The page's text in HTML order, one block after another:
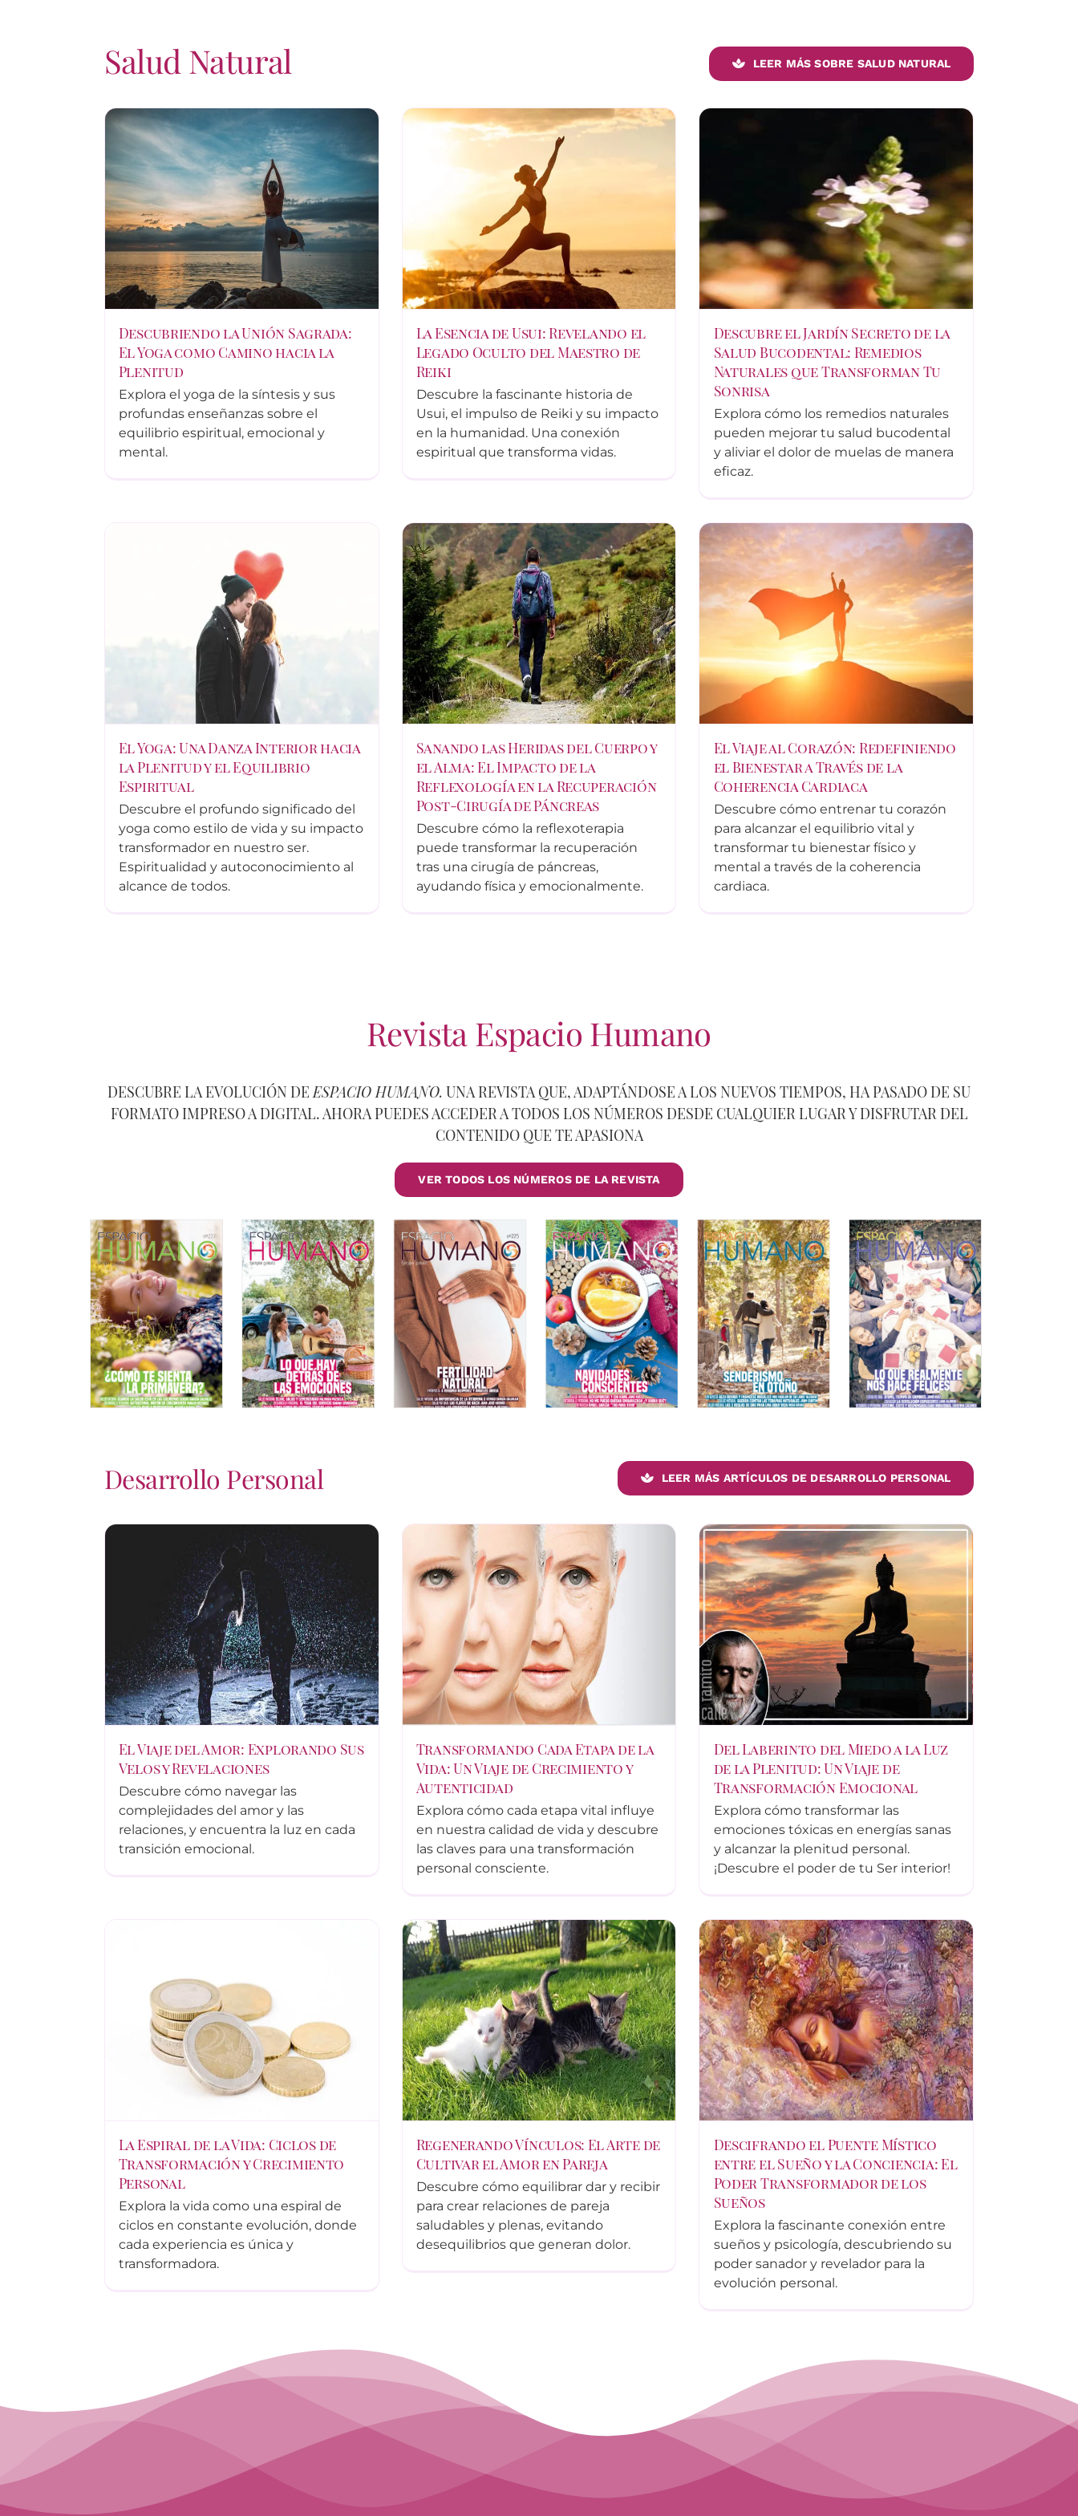
Salud Natural LEER MÁS SOBRE SALUD NATURAL
Descubriendo la Unión Sagrada:
El Yoga como Camino hacia la
Plenitud
Explora el yoga de la síntesis y sus
profundas enseñanzas sobre el
equilibrio espiritual, emocional y
mental.
La Esencia de Usui: Revelando el
Legado Oculto del Maestro de
Reiki
Descubre la fascinante historia de
Usui, el impulso de Reiki y su impacto
en la humanidad. Una conexión
espiritual que transforma vidas.
Descubre el Jardín Secreto de la
Salud Bucodental: Remedios
Naturales que Transforman Tu
Sonrisa
Explora cómo los remedios naturales
pueden mejorar tu salud bucodental
y aliviar el dolor de muelas de manera
eficaz.
El Yoga: Una Danza Interior hacia
la Plenitud y el Equilibrio
Espiritual
Descubre el profundo significado del
yoga como estilo de vida y su impacto
transformador en nuestro ser.
Espiritualidad y autoconocimiento al
alcance de todos.
Sanando las Heridas del Cuerpo y
el Alma: El Impacto de la
Reflexología en la Recuperación
Post-Cirugía de Páncreas
Descubre cómo la reflexoterapia
puede transformar la recuperación
tras una cirugía de páncreas,
ayudando física y emocionalmente.
El Viaje al Corazón: Redefiniendo
el Bienestar a Través de la
Coherencia Cardiaca
Descubre cómo entrenar tu corazón
para alcanzar el equilibrio vital y
transformar tu bienestar físico y
mental a través de la coherencia
cardiaca.
Revista Espacio Humano
DESCUBRE LA EVOLUCIÓN DEESPACIO HUMANO. UNA REVISTA QUE, ADAPTÁNDOSE A LOS NUEVOS TIEMPOS, HA PASADO DE SU
FORMATO IMPRESO A DIGITAL. AHORA PUEDES ACCEDER A TODOS LOS NÚMEROS DESDE CUALQUIER LUGAR Y DISFRUTAR DEL
CONTENIDO QUE TE APASIONA
VER TODOS LOS NÚMEROS DE LA REVISTA
Desarrollo Personal LEER MÁS ARTÍCULOS DE DESARROLLO PERSONAL
El Viaje del Amor: Explorando Sus
Velos y Revelaciones
Descubre cómo navegar las
complejidades del amor y las
relaciones, y encuentra la luz en cada
transición emocional.
Transformando Cada Etapa de la
Vida: Un Viaje de Crecimiento y
Autenticidad
Explora cómo cada etapa vital influye
en nuestra calidad de vida y descubre
las claves para una transformación
personal consciente.
Del Laberinto del Miedo a la Luz
de la Plenitud: Un Viaje de
Transformación Emocional
Explora cómo transformar las
emociones tóxicas en energías sanas
y alcanzar la plenitud personal.
¡Descubre el poder de tu Ser interior!
La Espiral de la Vida: Ciclos de
Transformación y Crecimiento
Personal
Explora la vida como una espiral de
ciclos en constante evolución, donde
cada experiencia es única y
transformadora.
Regenerando Vínculos: El Arte de
Cultivar el Amor en Pareja
Descubre cómo equilibrar dar y recibir
para crear relaciones de pareja
saludables y plenas, evitando
desequilibrios que generan dolor.
Descifrando el Puente Místico
entre el Sueño y la Conciencia: El
Poder Transformador de los
Sueños
Explora la fascinante conexión entre
sueños y psicología, descubriendo su
poder sanador y revelador para la
evolución personal.